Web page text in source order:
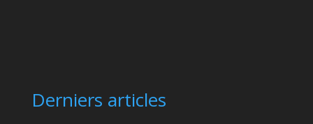
Derniers articles